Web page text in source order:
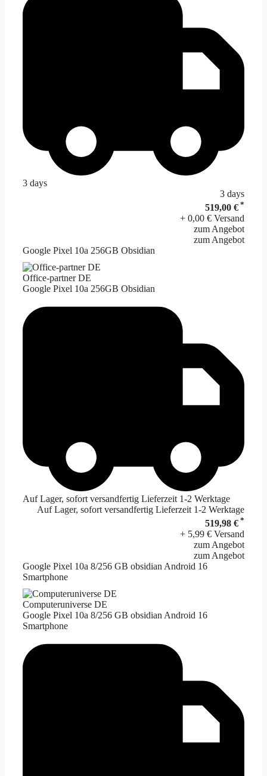
3 days
3 days
519,00 € *
+ 0,00 € Versand
zum Angebot
zum Angebot
Google Pixel 10a 256GB Obsidian
Office-partner DE
Google Pixel 10a 256GB Obsidian
Auf Lager, sofort versandfertig Lieferzeit 1-2 Werktage
Auf Lager, sofort versandfertig Lieferzeit 1-2 Werktage
519,98 € *
+ 5,99 € Versand
zum Angebot
zum Angebot
Google Pixel 10a 8/256 GB obsidian Android 16
Smartphone
Computeruniverse DE
Google Pixel 10a 8/256 GB obsidian Android 16
Smartphone